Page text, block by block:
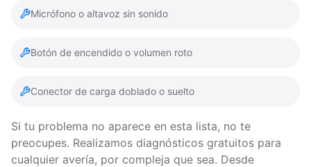
Micrófono o altavoz sin sonido
Botón de encendido o volumen roto
Conector de carga doblado o suelto
Si tu problema no aparece en esta lista, no te
preocupes. Realizamos diagnósticos gratuitos para
cualquier avería, por compleja que sea. Desde